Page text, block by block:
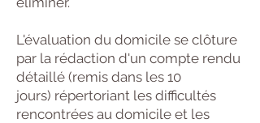
L'évaluation du domicile se clôture
par la rédaction d'un compte rendu
détaillé (remis dans les 10
jours) répertoriant les difficultés
rencontrées au domicile et les